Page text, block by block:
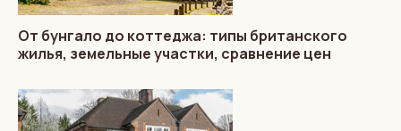
От бунгало до коттеджа: типы британского
жилья, земельные участки, сравнение цен